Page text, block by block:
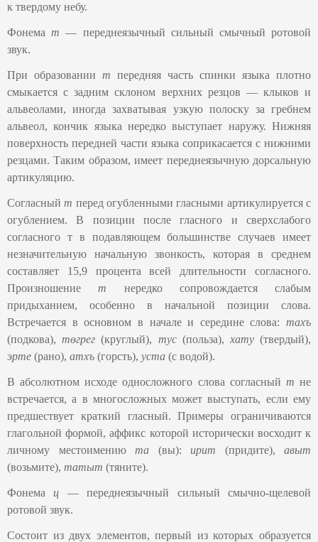
к твердому небу.
Фонемат — переднеязычный сильный смычный ротовой
звук.
При образовании т передняя часть спинки языка плотно
смыкается с задним склоном верхних резцов — клыков и
альвеолами, иногда захватывая узкую полоску за гребнем
альвеол, кончик языка нередко выступает наружу. Нижняя
поверхность передней части языка соприкасается с нижними
резцами. Таким образом, имеет переднеязычную дорсальную
артикуляцию.
Согласныйт перед огубленными гласными артикулируется с
огублением. В позиции после гласного и сверхслабого
согласного т в подавляющем большинстве случаев имеет
незначительную начальную звонкость, которая в среднем
составляет 15,9 процента всей длительности согласного.
Произношениет нередко сопровождается слабым
придыханием, особенно в начальной позиции слова.
Встречается в основном в начале и середине слова: тахъ
(подкова),төгрег(круглый), тус (польза), хату(твердый),
эрте (рано), атхъ (горсть), уста (с водой).
В абсолютном исходе односложного слова согласный т не
встречается, а в многосложных может выступать, если ему
предшествует краткий гласный. Примеры ограничиваются
глагольной формой, аффикс которой исторически восходит к
личному местоимению та (вы): ирит (придите), авыт
(возьмите), татыт (тяните).
Фонемац — переднеязычный сильный смычно-щелевой
ротовой звук.
Состоит из двух элементов, первый из которых образуется